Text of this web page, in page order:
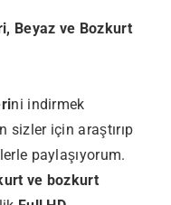
Beyaz ve Bozkurt
ni indirmek
sizler için araştırıp
paylaşıyorum.
ve bozkurt